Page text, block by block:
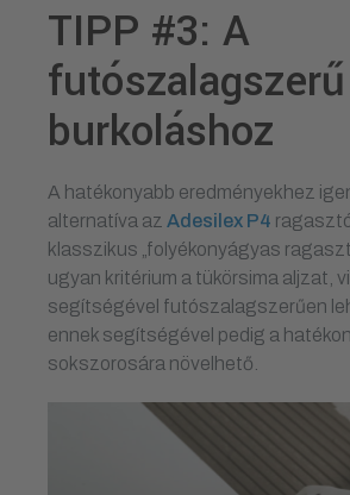
TIPP #3: A
futószalagszerű
burkoláshoz
A hatékonyabb eredményekhez
alternatíva az Adesilex P4
klasszikus „folyékonyágyas
ugyan kritérium a tükörsima aljzat,
segítségével futószalagszerűen
ennek segítségével pedig a
sokszorosára növelhető.